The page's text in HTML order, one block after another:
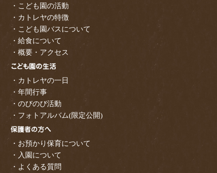
・こども園の活動
・カトレヤの特徴
・こども園バスについて
・給食について
・概要・アクセス
・カトレヤの一日
・年間行事
・のびのび活動
・フォトアルバム(限定公開)
・お預かり保育について
・入園について
・よくある質問